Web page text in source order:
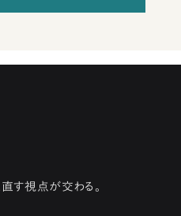
す視点が交わる。